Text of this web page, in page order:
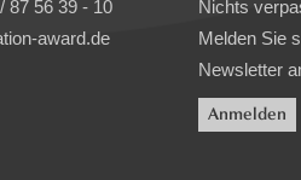
87 56 39 - 10
award.de
Nichts
Melden Sie
Newsletter
Anmelden